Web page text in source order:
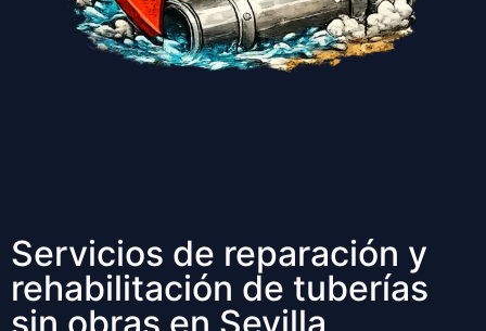
Servicios de reparación y
rehabilitación de tuberías